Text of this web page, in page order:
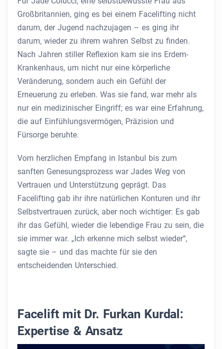
Großbritannien, ging es bei einem Facelifting nicht
darum, der Jugend nachzujagen – es ging ihr
darum, wieder zu ihrem wahren Selbst zu finden.
Nach Jahren stiller Reflexion kam sie ins Erdem-
Krankenhaus, um nicht nur eine körperliche
Veränderung, sondern auch ein Gefühl der
Erneuerung zu erleben. Was sie fand, war mehr als
nur ein medizinischer Eingriff; es war eine Erfahrung,
die auf Einfühlungsvermögen, Präzision und
Fürsorge beruhte.
Vom herzlichen Empfang in Istanbul bis zum
sanften Genesungsprozess war Jades Weg von
Vertrauen und Unterstützung geprägt. Das
Facelifting gab ihr ihre natürlichen Konturen und ihr
Selbstvertrauen zurück, aber noch wichtiger: Es gab
ihr das Gefühl, wieder die lebendige Frau zu sein, die
sie immer war. „Ich erkenne mich selbst wieder“,
sagte sie – und das machte für sie den
entscheidenden Unterschied.
Facelift mit Dr. Furkan Kurdal:
Expertise & Ansatz